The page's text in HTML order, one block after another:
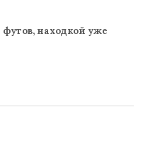
находкой уже